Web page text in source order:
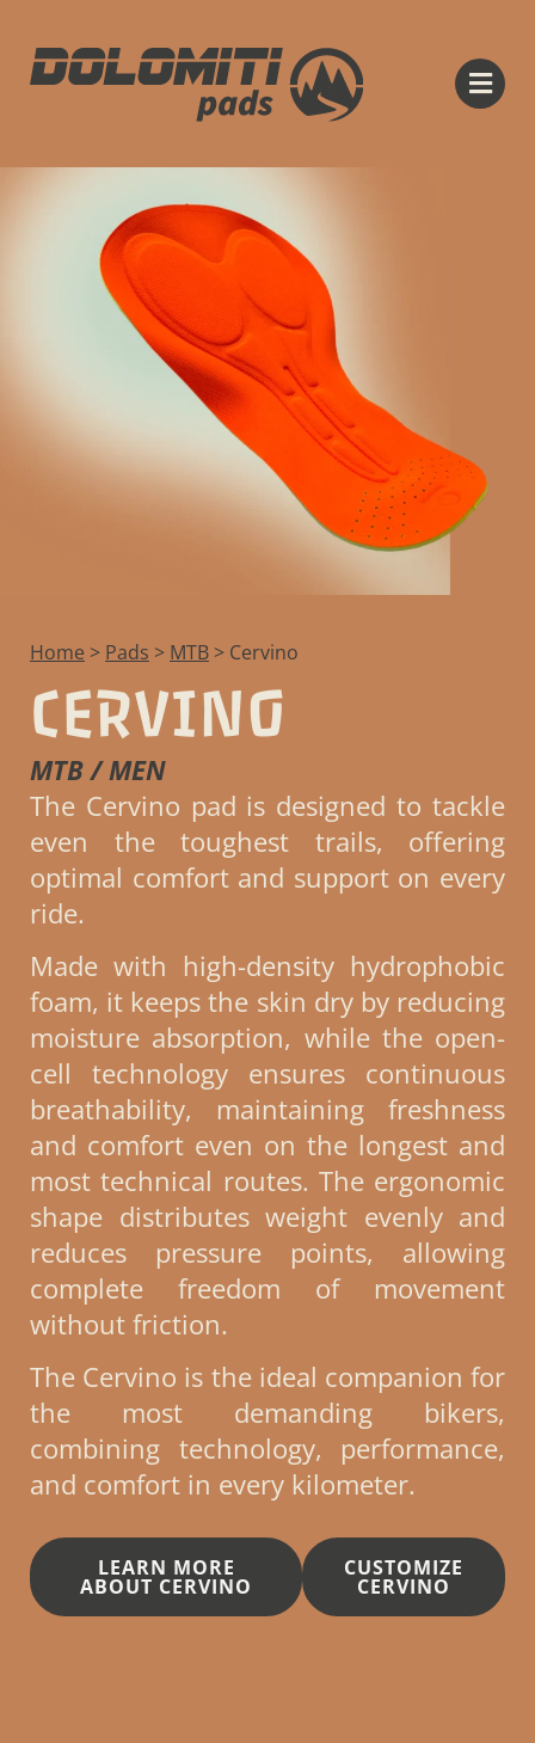
Home > Pads > MTB> Cervino
CERVINO
MTB / MEN
The Cervino pad is designed to tackle
even the toughest trails, offering
optimal comfort and support on every
ride.
Made with high-density hydrophobic
foam, it keeps the skin dry by reducing
moisture absorption, while the open-
cell technology ensures continuous
breathability, maintaining freshness
and comfort even on the longest and
most technical routes. The ergonomic
shape distributes weight evenly and
reduces pressure points, allowing
complete freedom of movement
without friction.
The Cervino is the ideal companion for
the most demanding bikers,
combining technology, performance,
and comfort in every kilometer.
LEARN MORE
ABOUT CERVINO
CUSTOMIZE
CERVINO